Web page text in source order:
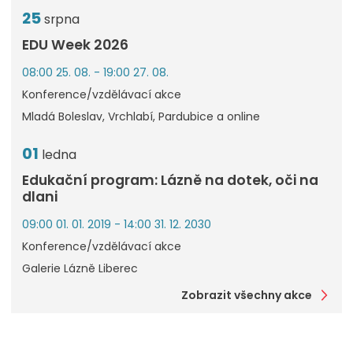
25srpna
EDU Week 2026
08:00 25. 08. - 19:00 27. 08.
Konference/vzdělávací akce
Mladá Boleslav, Vrchlabí, Pardubice a online
01 ledna
Edukační program: Lázně na dotek, oči na
dlani
09:00 01. 01. 2019 - 14:00 31. 12. 2030
Konference/vzdělávací akce
Galerie Lázně Liberec
Zobrazit všechny akce